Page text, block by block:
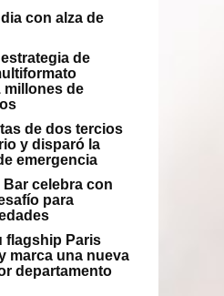
con alza de
de
millones de
de dos tercios
y disparó la
emergencia
Bar celebra con
para
flagship Paris
marca una nueva
departamento